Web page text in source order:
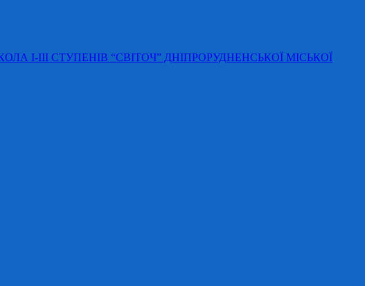
І-ІІІ СТУПЕНІВ “СВІТОЧ” ДНІПРОРУДНЕНСЬКОЇ МІСЬКОЇ